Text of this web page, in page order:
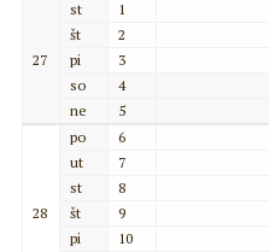
27
st
1
št
2
pi
3
so
4
ne
5
28
po
6
ut
7
st
8
št
9
pi
10